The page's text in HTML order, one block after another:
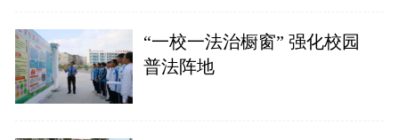
“一校一法治橱窗” 强化校园
普法阵地